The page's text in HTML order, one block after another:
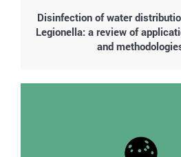
Disinfection of water
Legionella: a review of
and